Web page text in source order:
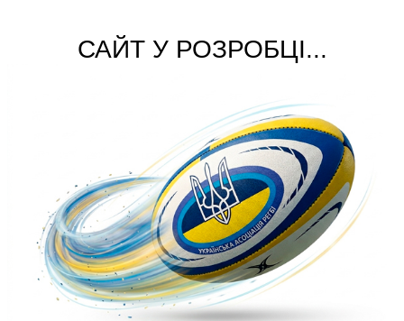
САЙТ У РОЗРОБЦІ...